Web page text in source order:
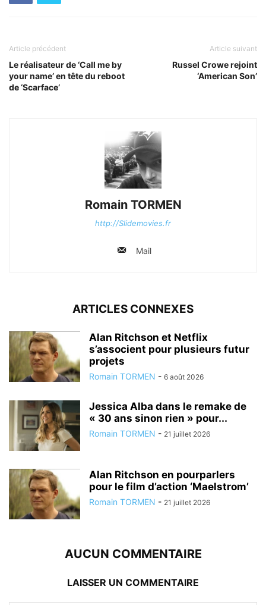
Article précédent
Le réalisateur de ‘Call me by
your name’ en tête du reboot
de ‘Scarface’
Article suivant
Russel Crowe rejoint
‘American Son’
Romain TORMEN
http://Slidemovies.fr
Mail
ARTICLES CONNEXES
Alan Ritchson et Netflix
s’associent pour plusieurs futur
projets
Romain TORMEN - 6 août 2026
Jessica Alba dans le remake de
« 30 ans sinon rien » pour...
Romain TORMEN - 21 juillet 2026
Alan Ritchson en pourparlers
pour le film d’action ‘Maelstrom’
Romain TORMEN - 21 juillet 2026
AUCUN COMMENTAIRE
LAISSER UN COMMENTAIRE